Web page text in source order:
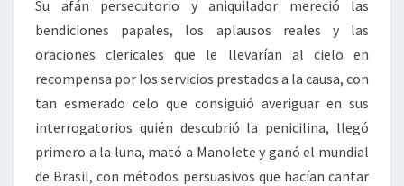
Su afán persecutorio y aniquilador mereció las
bendiciones papales, los aplausos reales y las
oraciones clericales que le llevarían al cielo en
recompensa por los servicios prestados a la causa, con
tan esmerado celo que consiguió averiguar en sus
interrogatorios quién descubrió la penicilina, llegó
primero a la luna, mató a Manolete y ganó el mundial
de Brasil, con métodos persuasivos que hacían cantar